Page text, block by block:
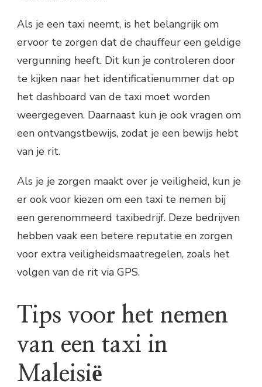
Als je een taxi neemt, is het belangrijk om
ervoor te zorgen dat de chauffeur een geldige
vergunning heeft. Dit kun je controleren door
te kijken naar het identificatienummer dat op
het dashboard van de taxi moet worden
weergegeven. Daarnaast kun je ook vragen om
een ontvangstbewijs, zodat je een bewijs hebt
van je rit.
Als je je zorgen maakt over je veiligheid, kun je
er ook voor kiezen om een taxi te nemen bij
een gerenommeerd taxibedrijf. Deze bedrijven
hebben vaak een betere reputatie en zorgen
voor extra veiligheidsmaatregelen, zoals het
volgen van de rit via GPS.
Tips voor het nemen
van een taxi in
Maleisië